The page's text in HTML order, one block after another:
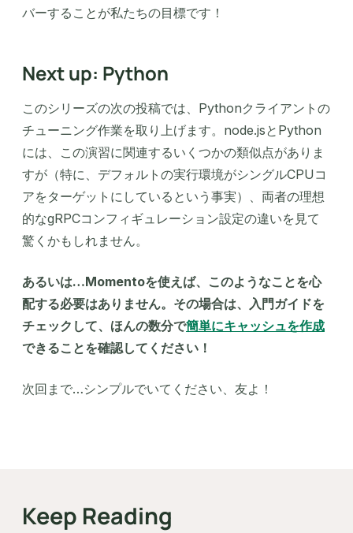
バーすることが私たちの目標です！
Next up: Python
このシリーズの次の投稿では、Pythonクライアントの
チューニング作業を取り上げます。node.jsとPython
には、この演習に関連するいくつかの類似点がありま
すが（特に、デフォルトの実行環境がシングルCPUコ
アをターゲットにしているという事実）、両者の理想
的なgRPCコンフィギュレーション設定の違いを見て
驚くかもしれません。
あるいは…Momentoを使えば、このようなことを心
配する必要はありません。その場合は、入門ガイドを
チェックして、ほんの数分で簡単にキャッシュを作成
できることを確認してください！
次回まで…シンプルでいてください、友よ！
Keep Reading